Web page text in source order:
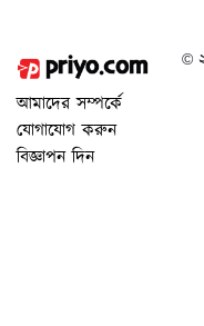
©
আমাদের সম্পর্কে
যোগাযোগ করুন
বিজ্ঞাপন দিন